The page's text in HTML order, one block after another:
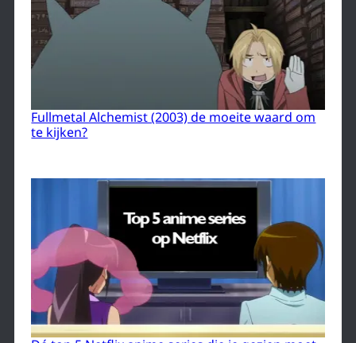
Fullmetal Alchemist (2003) de moeite waard om
te kijken?